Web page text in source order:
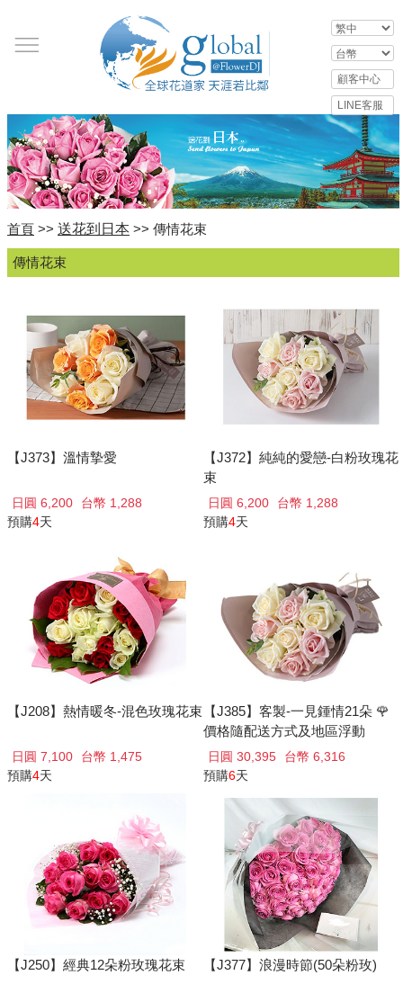
首頁 >> 送花到日本 >> 傳情花束
傳情花束
【J373】溫情摯愛
日圓 6,200
台幣 1,288
預購4天
【J372】純純的愛戀-白粉玫瑰花
束
日圓 6,200
台幣 1,288
預購4天
【J208】熱情暖冬-混色玫瑰花束
日圓 7,100
台幣 1,475
預購4天
【J385】客製-一見鍾情21朵 🌹
價格隨配送方式及地區浮動
日圓 30,395
台幣 6,316
預購6天
【J250】經典12朵粉玫瑰花束 【J377】浪漫時節(50朵粉玫)